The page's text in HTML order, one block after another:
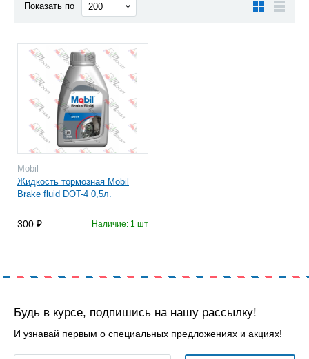
Показать по
Mobil
Жидкость тормозная Mobil
Brake fluid DOT-4 0,5л.
300 Наличие: 1 шт
Будь в курсе, подпишись на нашу рассылку!
И узнавай первым о специальных предложениях и акциях!